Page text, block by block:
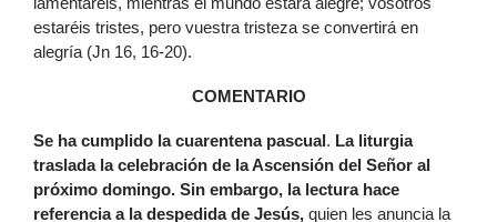
estaréis tristes, pero vuestra tristeza se convertirá en
alegría (Jn 16, 16-20).
COMENTARIO
Se ha cumplido la cuarentena pascual. La liturgia
traslada la celebración de la Ascensión del Señor al
próximo domingo. Sin embargo, la lectura hace
referencia a la despedida de Jesús, quien les anuncia la